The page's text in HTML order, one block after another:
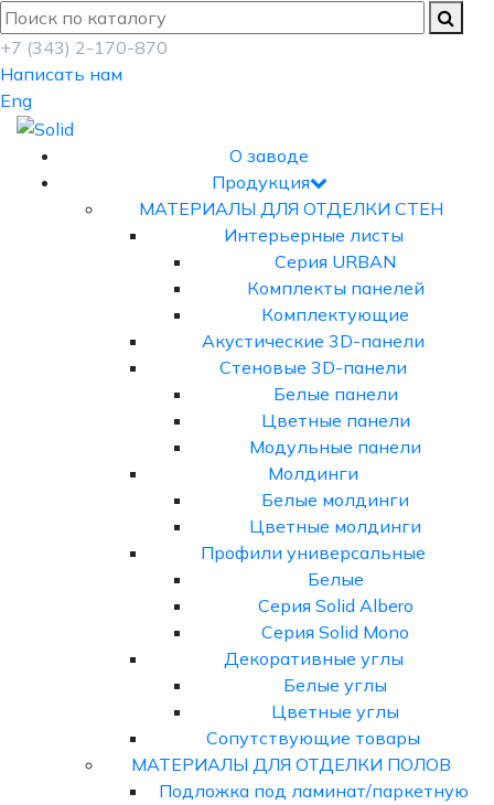
+7 (343) 2-170-870
Написать нам
Eng
О заводе
Продукция
МАТЕРИАЛЫ ДЛЯ ОТДЕЛКИ СТЕН
Интерьерные листы
Серия URBAN
Комплекты панелей
Комплектующие
Акустические 3D-панели
Стеновые 3D-панели
Белые панели
Цветные панели
Модульные панели
Молдинги
Белые молдинги
Цветные молдинги
Профили универсальные
Белые
Серия Solid Albero
Серия Solid Mono
Декоративные углы
Белые углы
Цветные углы
Сопутствующие товары
МАТЕРИАЛЫ ДЛЯ ОТДЕЛКИ ПОЛОВ
Подложка под ламинат/паркетную